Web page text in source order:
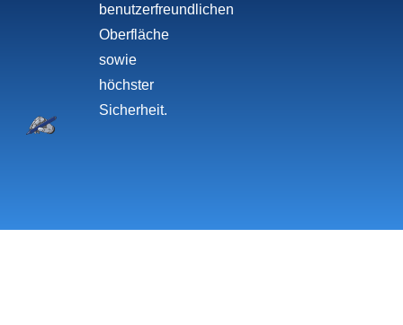
benutzerfreundlichen
Oberfläche
sowie
höchster
Sicherheit.